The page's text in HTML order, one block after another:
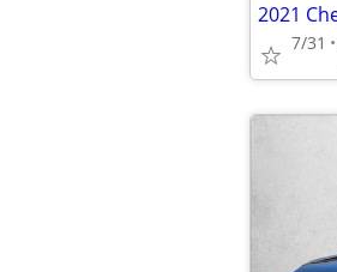
2021
7/31